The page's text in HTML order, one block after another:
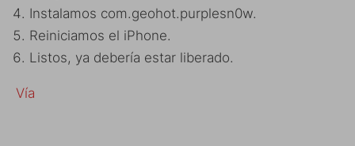
Instalamos com.geohot.purplesn0w.
Reiniciamos el iPhone.
Listos, ya debería estar liberado.
Vía